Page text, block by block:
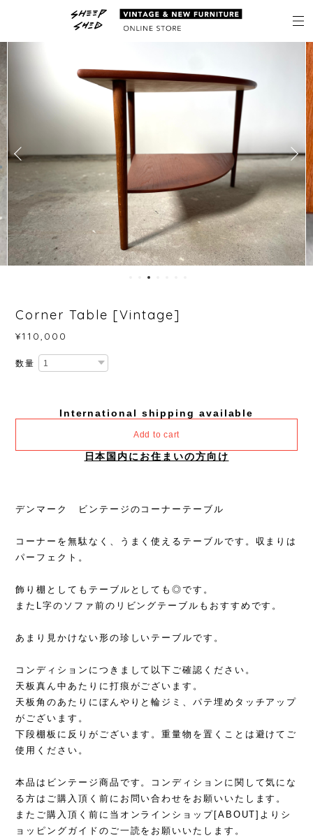
Corner Table [Vintage]
¥110,000
数量
International shipping available
Add to cart
日本国内にお住まいの方向け
デンマーク ビンテージのコーナーテーブル
コーナーを無駄なく、うまく使えるテーブルです。収まりは
パーフェクト。
飾り棚としてもテーブルとしても◎です。
またL字のソファ前のリビングテーブルもおすすめです。
あまり見かけない形の珍しいテーブルです。
コンディションにつきまして以下ご確認ください。
天板真ん中あたりに打痕がございます。
天板角のあたりにぼんやりと輪ジミ、パテ埋めタッチアップ
がございます。
下段棚板に反りがございます。重量物を置くことは避けてご
使用ください。
本品はビンテージ商品です。コンディションに関して気にな
る方はご購入頂く前にお問い合わせをお願いいたします。
またご購入頂く前に当オンラインショップ[ABOUT]よりシ
ョッピングガイドのご一読をお願いいたします。